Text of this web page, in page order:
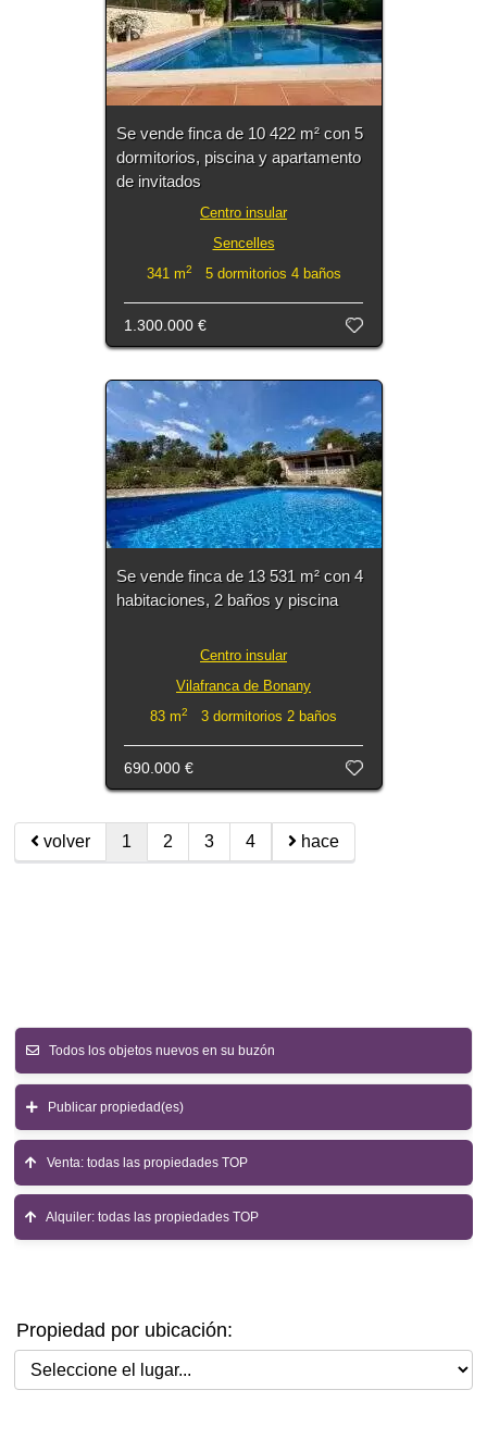
Se vende finca de 10 422 m² con 5
dormitorios, piscina y apartamento
de invitados
Centro insular
Sencelles
341 m2 5 dormitorios 4 baños
1.300.000 €
Se vende finca de 13 531 m² con 4
habitaciones, 2 baños y piscina
Centro insular
Vilafranca de Bonany
83 m2 3 dormitorios 2 baños
690.000 €
volver 1 2 3 4 hace
Todos los objetos nuevos en su buzón
Publicar propiedad(es)
Venta: todas las propiedades TOP
Alquiler: todas las propiedades TOP
Propiedad por ubicación:
Seleccione el lugar